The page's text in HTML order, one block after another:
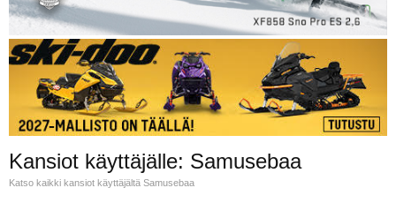
Kansiot käyttäjälle: Samusebaa
Katso kaikki kansiot käyttäjältä Samusebaa